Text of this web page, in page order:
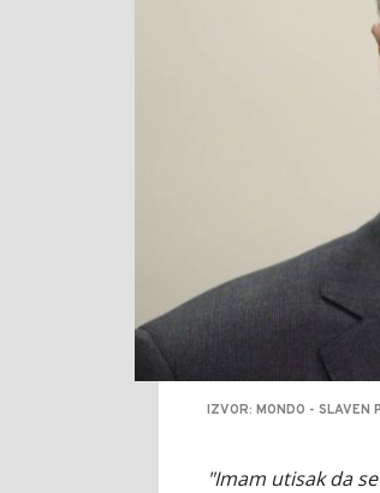
IZVOR: MONDO - SLAVEN
"Imam utisak da